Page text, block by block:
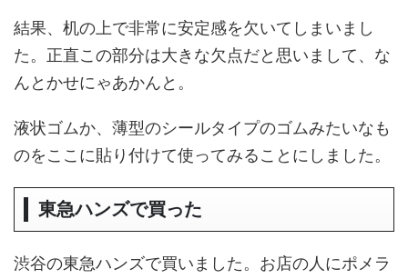
結果、机の上で非常に安定感を欠いてしまいまし
た。正直この部分は大きな欠点だと思いまして、な
んとかせにゃあかんと。
液状ゴムか、薄型のシールタイプのゴムみたいなも
のをここに貼り付けて使ってみることにしました。
東急ハンズで買った
渋谷の東急ハンズで買いました。お店の人にポメラ